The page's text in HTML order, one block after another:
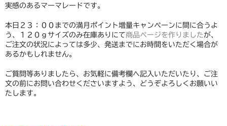
谷川農園産果実のジャム
谷川農園産野菜のジャム
愛媛の柑橘シリーズ
贈り物に
谷川農園産野菜のチャツネ
実感のあるマーマレードです。
本日２３：００までの満月ポイント増量キャンペーンに間に合うよ
う、１２０ｇサイズのみ在庫ありにて商品ページを作りました が、
ご注文の状況によっては多少、発送までにお時間をいただく場合が
あるかもしれません。
ご質問等ありましたら、お気軽に備考欄へ記入いただいたり、ご注
文の前にお問い合わせくださいますよう、どうぞよろしくお願いい
たします。